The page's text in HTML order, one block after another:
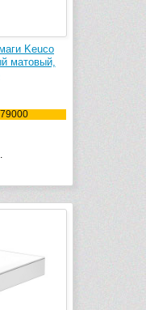
Keuco
матовый,